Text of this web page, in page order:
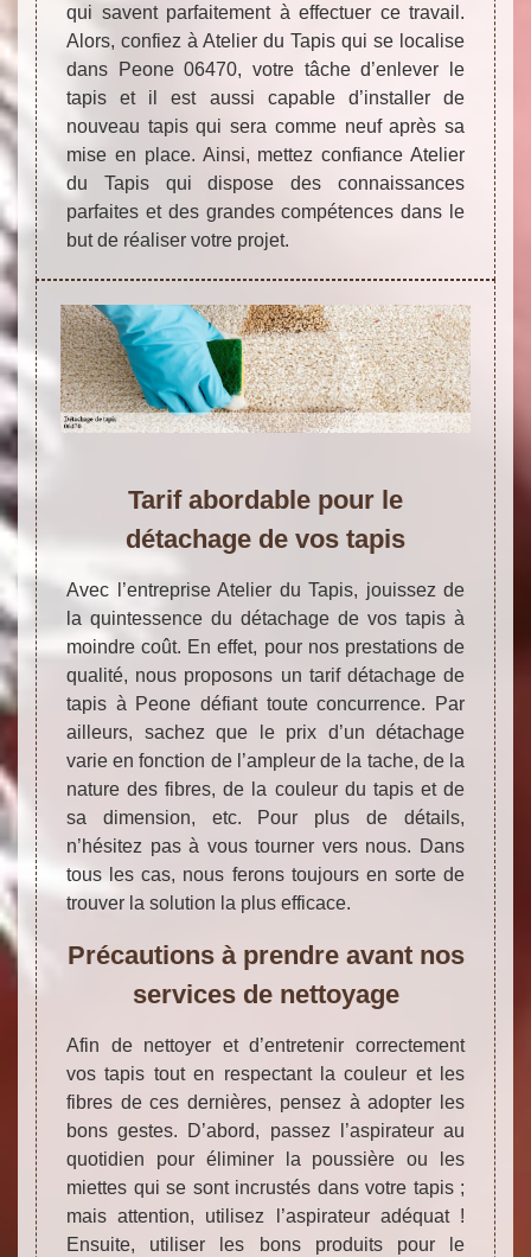
qui savent parfaitement à effectuer ce travail.
Alors, confiez à Atelier du Tapis qui se localise
dans Peone 06470, votre tâche d’enlever le
tapis et il est aussi capable d’installer de
nouveau tapis qui sera comme neuf après sa
mise en place. Ainsi, mettez confiance Atelier
du Tapis qui dispose des connaissances
parfaites et des grandes compétences dans le
but de réaliser votre projet.
Tarif abordable pour le
détachage de vos tapis
Avec l’entreprise Atelier du Tapis, jouissez de
la quintessence du détachage de vos tapis à
moindre coût. En effet, pour nos prestations de
qualité, nous proposons un tarif détachage de
tapis à Peone défiant toute concurrence. Par
ailleurs, sachez que le prix d’un détachage
varie en fonction de l’ampleur de la tache, de la
nature des fibres, de la couleur du tapis et de
sa dimension, etc. Pour plus de détails,
n’hésitez pas à vous tourner vers nous. Dans
tous les cas, nous ferons toujours en sorte de
trouver la solution la plus efficace.
Précautions à prendre avant nos
services de nettoyage
Afin de nettoyer et d’entretenir correctement
vos tapis tout en respectant la couleur et les
fibres de ces dernières, pensez à adopter les
bons gestes. D’abord, passez l’aspirateur au
quotidien pour éliminer la poussière ou les
miettes qui se sont incrustés dans votre tapis ;
mais attention, utilisez l’aspirateur adéquat !
Ensuite, utiliser les bons produits pour le